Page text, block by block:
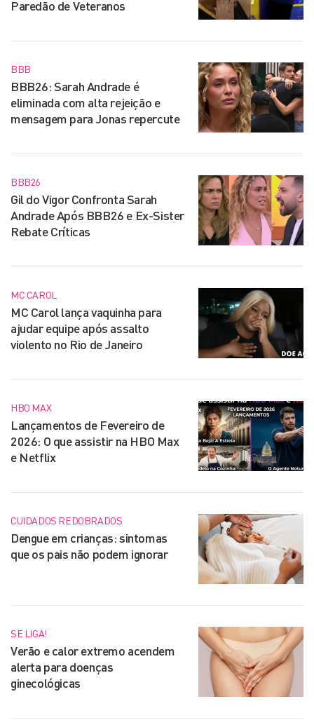
Paredão de Veteranos
BBB
BBB26: Sarah Andrade é
eliminada com alta rejeição e
mensagem para Jonas repercute
BBB26
Gil do Vigor Confronta Sarah
Andrade Após BBB26 e Ex-Sister
Rebate Críticas
MC CAROL
MC Carol lança vaquinha para
ajudar equipe após assalto
violento no Rio de Janeiro
HBO MAX
Lançamentos de Fevereiro de
2026: O que assistir na HBO Max
e Netflix
CUIDADOS REDOBRADOS
Dengue em crianças: sintomas
que os pais não podem ignorar
SE LIGA!
Verão e calor extremo acendem
alerta para doenças
ginecológicas